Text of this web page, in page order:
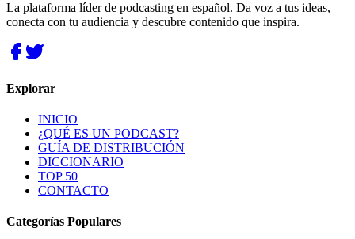
La plataforma líder de podcasting en español. Da voz a tus ideas,
conecta con tu audiencia y descubre contenido que inspira.
Explorar
INICIO
¿QUÉ ES UN PODCAST?
GUÍA DE DISTRIBUCIÓN
DICCIONARIO
TOP 50
CONTACTO
Categorías Populares